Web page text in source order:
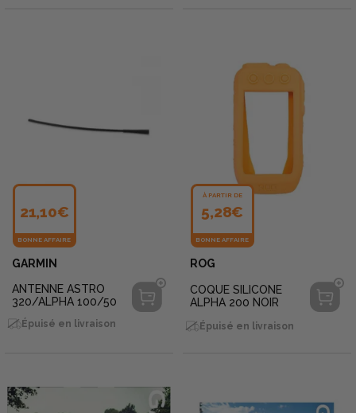
21,10€
BONNE AFFAIRE
GARMIN
ANTENNE ASTRO
320/ALPHA 100/50
Épuisé en livraison
À PARTIR DE
5,28€
BONNE AFFAIRE
ROG
COQUE SILICONE
ALPHA 200 NOIR
Épuisé en livraison